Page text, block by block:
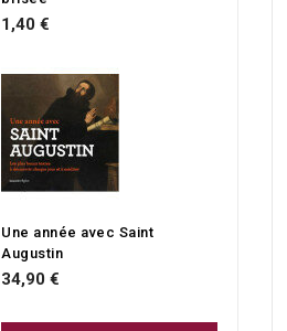
1,40 €
Une année avec Saint
Augustin
34,90 €